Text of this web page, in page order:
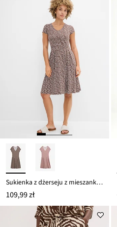
Sukienka z dżerseju z mieszanki wiskozy
109,99 zł